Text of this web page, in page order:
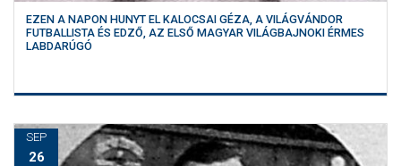
EZEN A NAPON HUNYT EL KALOCSAI GÉZA, A VILÁGVÁNDOR
FUTBALLISTA ÉS EDZŐ, AZ ELSŐ MAGYAR VILÁGBAJNOKI ÉRMES
LABDARÚGÓ
SEP
26